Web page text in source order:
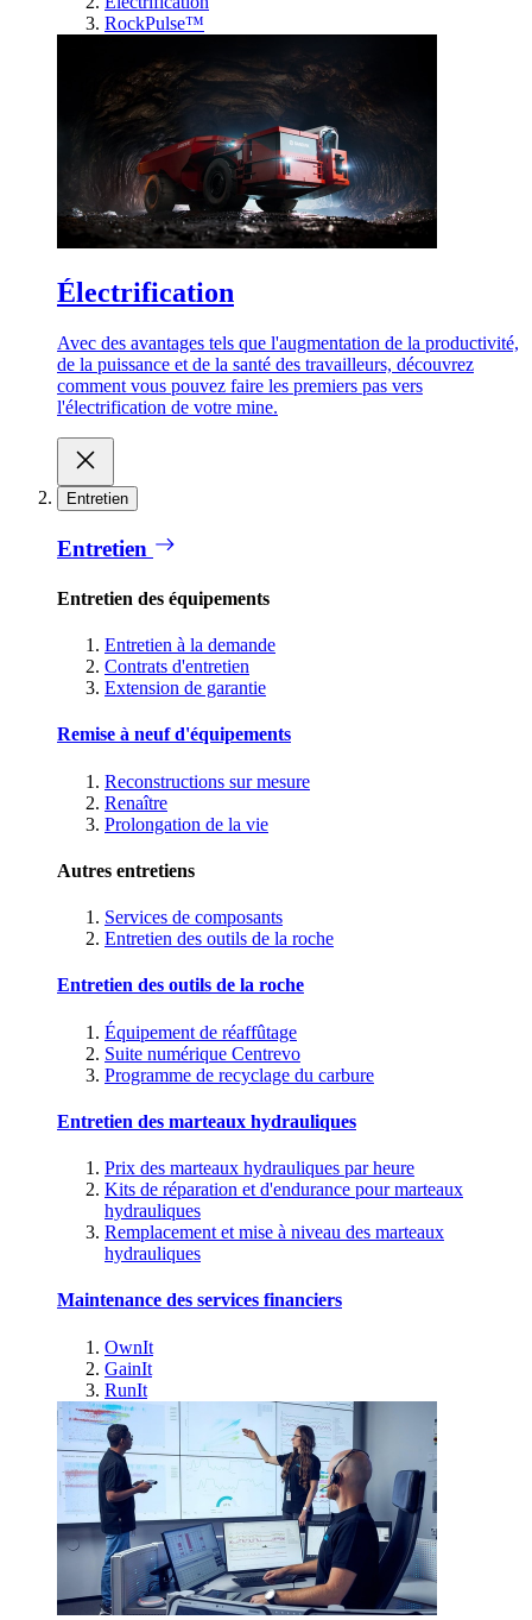
RockPulse™
Électrification
Avec des avantages tels que l'augmentation de la productivité,
de la puissance et de la santé des travailleurs, découvrez
comment vous pouvez faire les premiers pas vers
l'électrification de votre mine.
Entretien
Entretien
Entretien des équipements
Entretien à la demande
Contrats d'entretien
Extension de garantie
Remise à neuf d'équipements
Reconstructions sur mesure
Renaître
Prolongation de la vie
Autres entretiens
Services de composants
Entretien des outils de la roche
Entretien des outils de la roche
Équipement de réaffûtage
Suite numérique Centrevo
Programme de recyclage du carbure
Entretien des marteaux hydrauliques
Prix des marteaux hydrauliques par heure
Kits de réparation et d'endurance pour marteaux
hydrauliques
Remplacement et mise à niveau des marteaux
hydrauliques
Maintenance des services financiers
OwnIt
GainIt
RunIt